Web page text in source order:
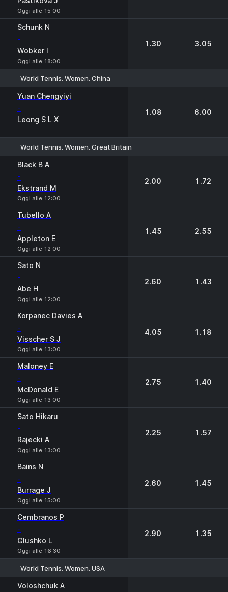
Oggi alle 15:00
Schunk N
-
Wobker I
Oggi alle 18:00
1.30 3.05
World Tennis. Women. China
Yuan Chengyiyi
-
Leong S L X
1.08 6.00
World Tennis. Women. Great Britain
Black B A
-
Ekstrand M
Oggi alle 12:00
2.00 1.72
Tubello A
-
Appleton E
Oggi alle 12:00
1.45 2.55
Sato N
-
Abe H
Oggi alle 12:00
2.60 1.43
Korpanec Davies A
-
Visscher S J
Oggi alle 13:00
4.05 1.18
Maloney E
-
McDonald E
Oggi alle 13:00
2.75 1.40
Sato Hikaru
-
Rajecki A
Oggi alle 13:00
2.25 1.57
Bains N
-
Burrage J
Oggi alle 15:00
2.60 1.45
Cembranos P
-
Glushko L
Oggi alle 16:30
2.90 1.35
World Tennis. Women. USA
Voloshchuk A